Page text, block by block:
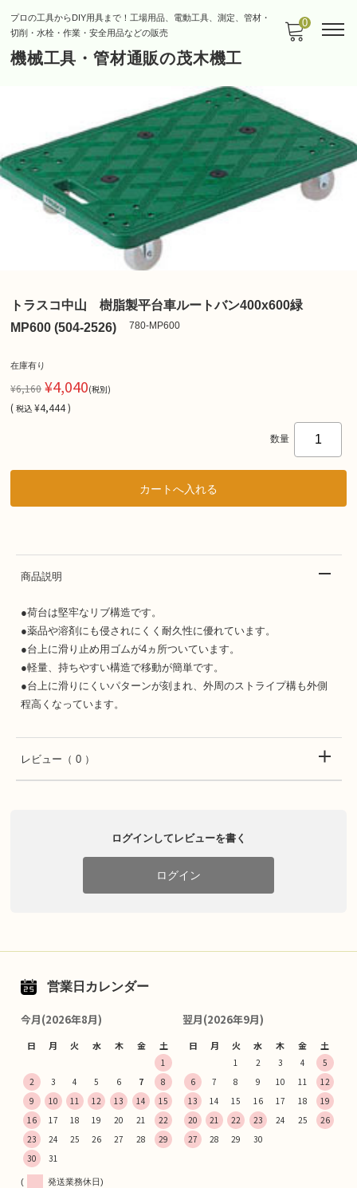
プロの工具からDIY用具まで！工場用品、電動工具、測定、管材・
切削・水栓・作業・安全用品などの販売
機械工具・管材通販の茂木機工
0
トラスコ中山 樹脂製平台車ルートバン400x600緑
MP600 (504-2526)
780-MP600
在庫有り
¥6,160 ¥4,040(税別)
( 税込 ¥4,444 )
数量
商品説明
●荷台は堅牢なリブ構造です。
●薬品や溶剤にも侵されにくく耐久性に優れています。
●台上に滑り止め用ゴムが4ヵ所ついています。
●軽量、持ちやすい構造で移動が簡単です。
●台上に滑りにくいパターンが刻まれ、外周のストライプ構も外側
程高くなっています。
レビュー （ 0 ）
ログインしてレビューを書く
ログイン
営業日カレンダー
今月(2026年8月)
日 月 火 水 木 金 土
1
2
3 4 5 6 7
8
9
10 11 12 13 14
15
16
17 18 19 20 21
22
23
24 25 26 27 28
29
30
31
翌月(2026年9月)
日 月 火 水 木 金 土
1 2 3 4
5
6
7 8 9 10 11
12
13
14 15 16 17 18
19
20
21 22 23 24 25
26
27
28 29 30
( 発送業務休日)